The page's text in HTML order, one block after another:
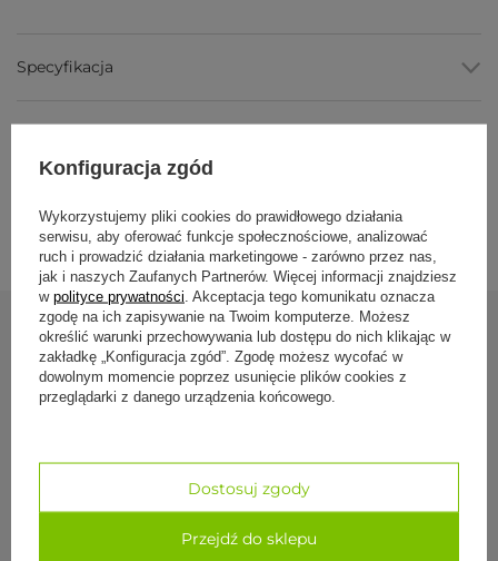
Zalety
podróży.
wstrząsy i chroni stawy.
Zamknięta struktura TPE
Wielofunkcyjność, joga, pilates i gimnastyka na jednej
macie.
Bez lateksu, gumy i PVC, wg deklaracji producenta.
Parametry
Parametr Wartość
Marka / model Bodhi Yoga TPE Flow
5 mm
Wymiary 183 × 60 cm
Specyfikacja
Zobacz również
Niebieska
Konfiguracja zgód
Wykorzystujemy pliki cookies do prawidłowego działania
serwisu, aby oferować funkcje społecznościowe, analizować
ruch i prowadzić działania marketingowe - zarówno przez nas,
jak i naszych Zaufanych Partnerów. Więcej informacji znajdziesz
w polityce prywatności . Akceptacja tego komunikatu oznacza
zgodę na ich zapisywanie na Twoim komputerze. Możesz
określić warunki przechowywania lub dostępu do nich klikając w
zakładkę „Konfiguracja zgód”. Zgodę możesz wycofać w
dowolnym momencie poprzez usunięcie plików cookies z
przeglądarki z danego urządzenia końcowego.
Dostosuj zgody
Przejdź do sklepu